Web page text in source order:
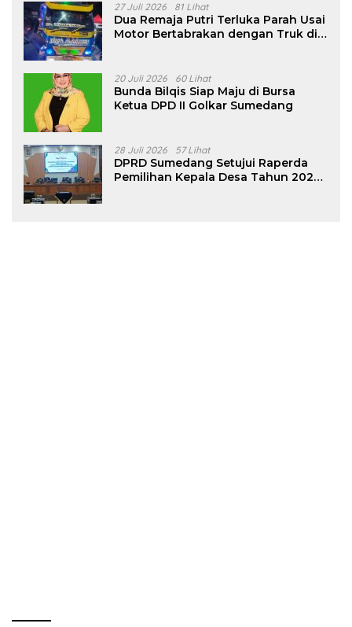
27 Juli 2026 81 Lihat
Dua Remaja Putri Terluka Parah Usai
Motor Bertabrakan dengan Truk di
20 Juli 2026 60 Lihat
Bunda Bilqis Siap Maju di Bursa
Ketua DPD II Golkar Sumedang
28 Juli 2026 57 Lihat
DPRD Sumedang Setujui Raperda
Pemilihan Kepala Desa Tahun 2026